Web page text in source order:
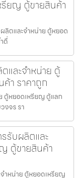
รียญ ตู้ขายสินค้า
ตและจำหน่าย ตู้หยอด
ดื่
ละจำหน่าย ตู้
า ราคาถูก
ตู้หยอดเหรียญ ตู้แลก
งจร รา
รับผลิตและ
ตู้ขายสินค้า
ำหน่าย ตู้หยอดเหรียญ